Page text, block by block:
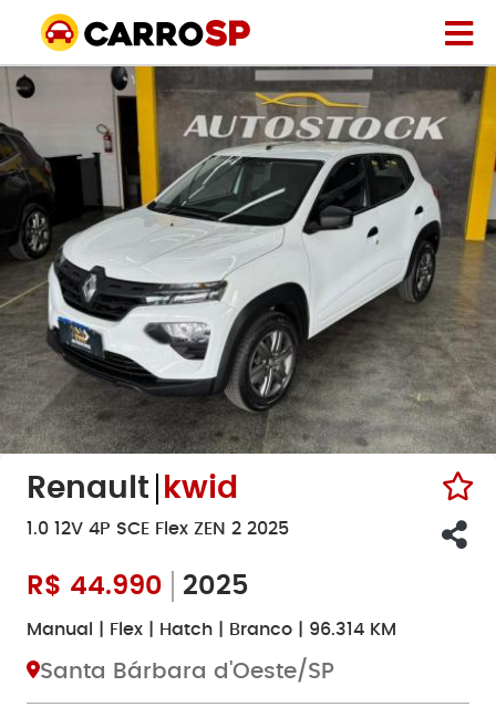
Renault kwid
1.0 12V 4P SCE Flex ZEN 2 2025
R$ 44.990 2025
Manual | Flex | Hatch | Branco | 96.314 KM
Santa Bárbara d'Oeste/SP